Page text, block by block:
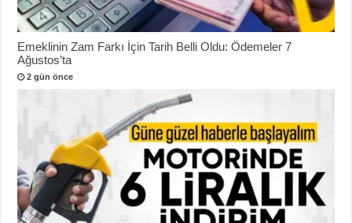
Emeklinin Zam Farkı İçin Tarih Belli Oldu: Ödemeler 7
Ağustos’ta
2 gün önce